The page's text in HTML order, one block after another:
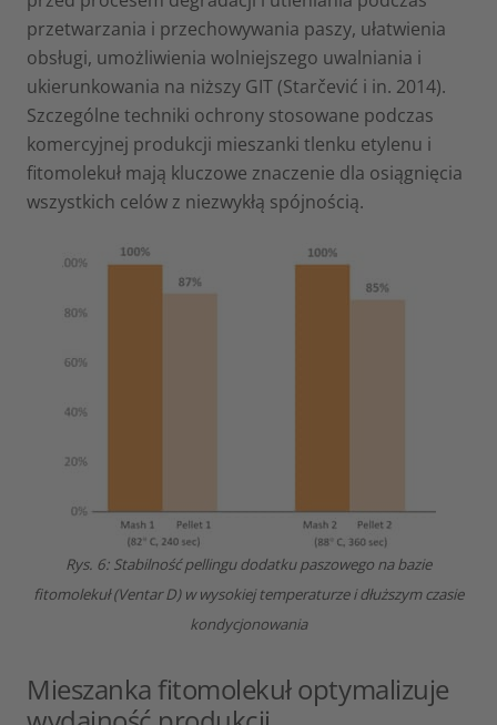
przetwarzania i przechowywania paszy, ułatwienia
obsługi, umożliwienia wolniejszego uwalniania i
ukierunkowania na niższy GIT (Starčević i in. 2014).
Szczególne techniki ochrony stosowane podczas
komercyjnej produkcji mieszanki tlenku etylenu i
fitomolekuł mają kluczowe znaczenie dla osiągnięcia
wszystkich celów z niezwykłą spójnością.
Rys. 6: Stabilność pellingu dodatku paszowego na bazie
fitomolekuł (Ventar D) w wysokiej temperaturze i dłuższym czasie
kondycjonowania
Mieszanka fitomolekuł optymalizuje